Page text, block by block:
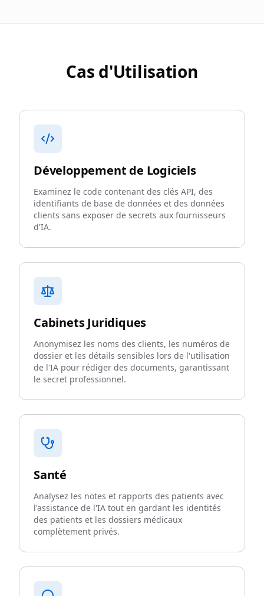
Cas d'Utilisation
Développement de Logiciels
Examinez le code contenant des clés API, des
identifiants de base de données et des données
clients sans exposer de secrets aux fournisseurs
d'IA.
Cabinets Juridiques
Anonymisez les noms des clients, les numéros de
dossier et les détails sensibles lors de l'utilisation
de l'IA pour rédiger des documents, garantissant
le secret professionnel.
Santé
Analysez les notes et rapports des patients avec
l'assistance de l'IA tout en gardant les identités
des patients et les dossiers médicaux
complètement privés.